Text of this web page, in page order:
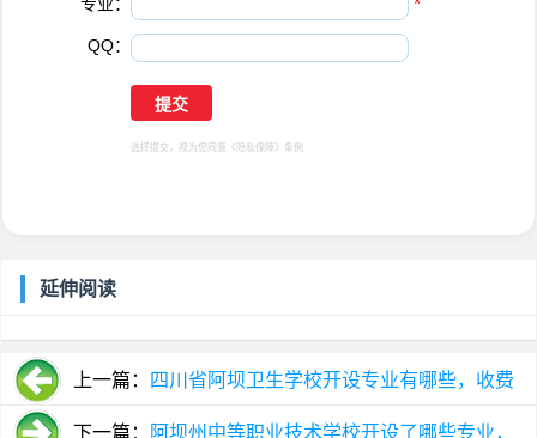
*
QQ：
选择提交，视为您同意 《隐私保障》 条例
延伸阅读
上一篇： 四川省阿坝卫生学校开设专业有哪些，收费
情况如何?下一篇： 阿坝州中等职业技术学校开设了哪些专业，